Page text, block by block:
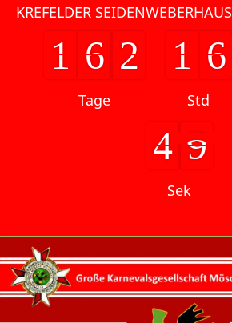
KREFELDER SEIDENWEBERHAUS
1
1 6
6 2
2
Tage
1
1 6
6
Std
4
4
5 6
6
7
Sek